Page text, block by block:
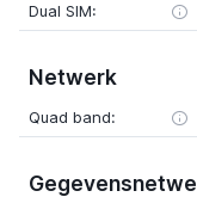
Dual SIM:
Netwerk
Quad band: